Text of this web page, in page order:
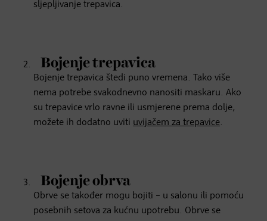
sljepljivanje trepavica.
Bojenje trepavica
Bojenje trepavica štedi puno vremena. Tako više
nema potrebe svakodnevno nanositi maskaru. Ako
su trepavice vrlo ravne ili usmjerene prema dolje,
možete ih dodatno uviti uvijačem za trepavice.
Bojenje obrva
Obrve se također mogu bojiti – u salonu ili pomoću
posebnih setova za kućnu upotrebu. Obrve se